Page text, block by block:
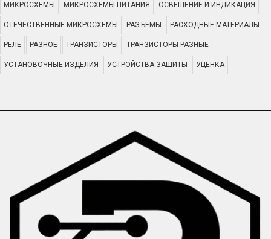
МИКРОСХЕМЫ МИКРОСХЕМЫ ПИТАНИЯ ОСВЕЩЕНИЕ И ИНДИКАЦИЯ
ОТЕЧЕСТВЕННЫЕ МИКРОСХЕМЫ РАЗЪЕМЫ РАСХОДНЫЕ МАТЕРИАЛЫ
РЕЛЕ РАЗНОЕ ТРАНЗИСТОРЫ ТРАНЗИСТОРЫ РАЗНЫЕ
УСТАНОВОЧНЫЕ ИЗДЕЛИЯ УСТРОЙСТВА ЗАЩИТЫ УЦЕНКА